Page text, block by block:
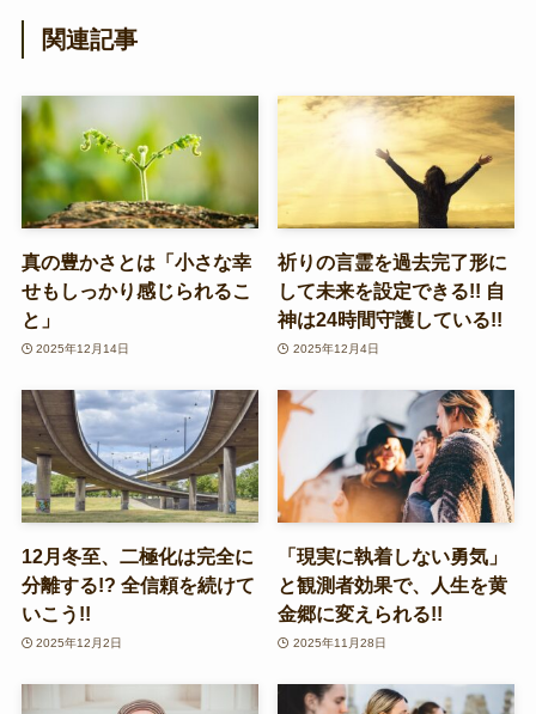
関連記事
真の豊かさとは「小さな幸
せもしっかり感じられるこ
と」
2025年12月14日
祈りの言霊を過去完了形に
して未来を設定できる!! 自
神は24時間守護している!!
2025年12月4日
12月冬至、二極化は完全に
分離する!? 全信頼を続けて
いこう!!
2025年12月2日
「現実に執着しない勇気」
と観測者効果で、人生を黄
金郷に変えられる!!
2025年11月28日